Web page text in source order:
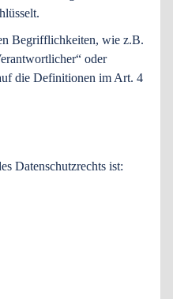
Begrifflichkeiten, wie z.B.
oder
die Definitionen im Art. 4
Datenschutzrechts ist: